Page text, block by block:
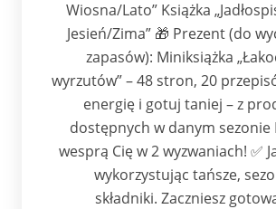
Wiosna/Lato” Książka
Jesień/Zima” 🎁 Prezent (do
zapasów): Miniksiążka
wyrzutów” – 48 stron, 20
energię i gotuj taniej – z
dostępnych w danym sezonie
wesprą Cię w 2 wyzwaniach! ✅
wykorzystując tańsze,
składniki. Zaczniesz